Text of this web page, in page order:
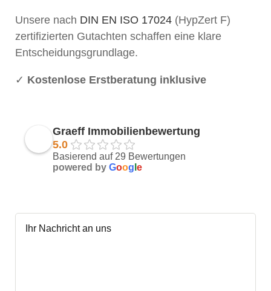
Unsere nach DIN EN ISO 17024(HypZert F)
zertifizierten Gutachten schaffen eine klare
Entscheidungsgrundlage.
✓ Kostenlose Erstberatung inklusive
Graeff Immobilienbewertung
5.0
Basierend auf 29 Bewertungen
powered by Goog e